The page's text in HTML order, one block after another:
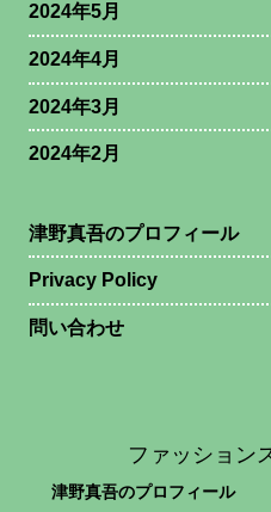
2024年5月
2024年4月
2024年3月
2024年2月
津野真吾のプロフィール
Privacy Policy
問い合わせ
ファッション
津野真吾のプロフィール